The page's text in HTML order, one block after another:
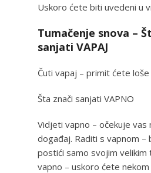
Uskoro ćete biti uvedeni u
Tumačenje snova –
sanjati VAPAJ
Čuti vapaj – primit ćete
Šta znači sanjati VAPNO
Vidjeti vapno – očekuje vas
događaj. Raditi s vapnom –
postići samo svojim velikim
vapno – uskoro ćete